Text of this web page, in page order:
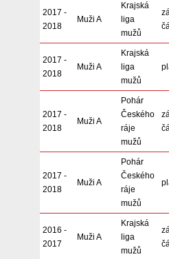
2017 -
2018
Muži A
Krajská
liga
mužů
2017 -
2018
Muži A
Krajská
liga
mužů
2017 -
2018
Muži A
Pohár
Českého
ráje
mužů
2017 -
2018
Muži A
Pohár
Českého
ráje
mužů
2016 -
2017
Muži A
Krajská
liga
mužů